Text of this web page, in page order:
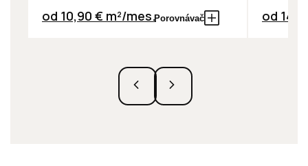
od 10,90 € m²/mes.Porovnávač od